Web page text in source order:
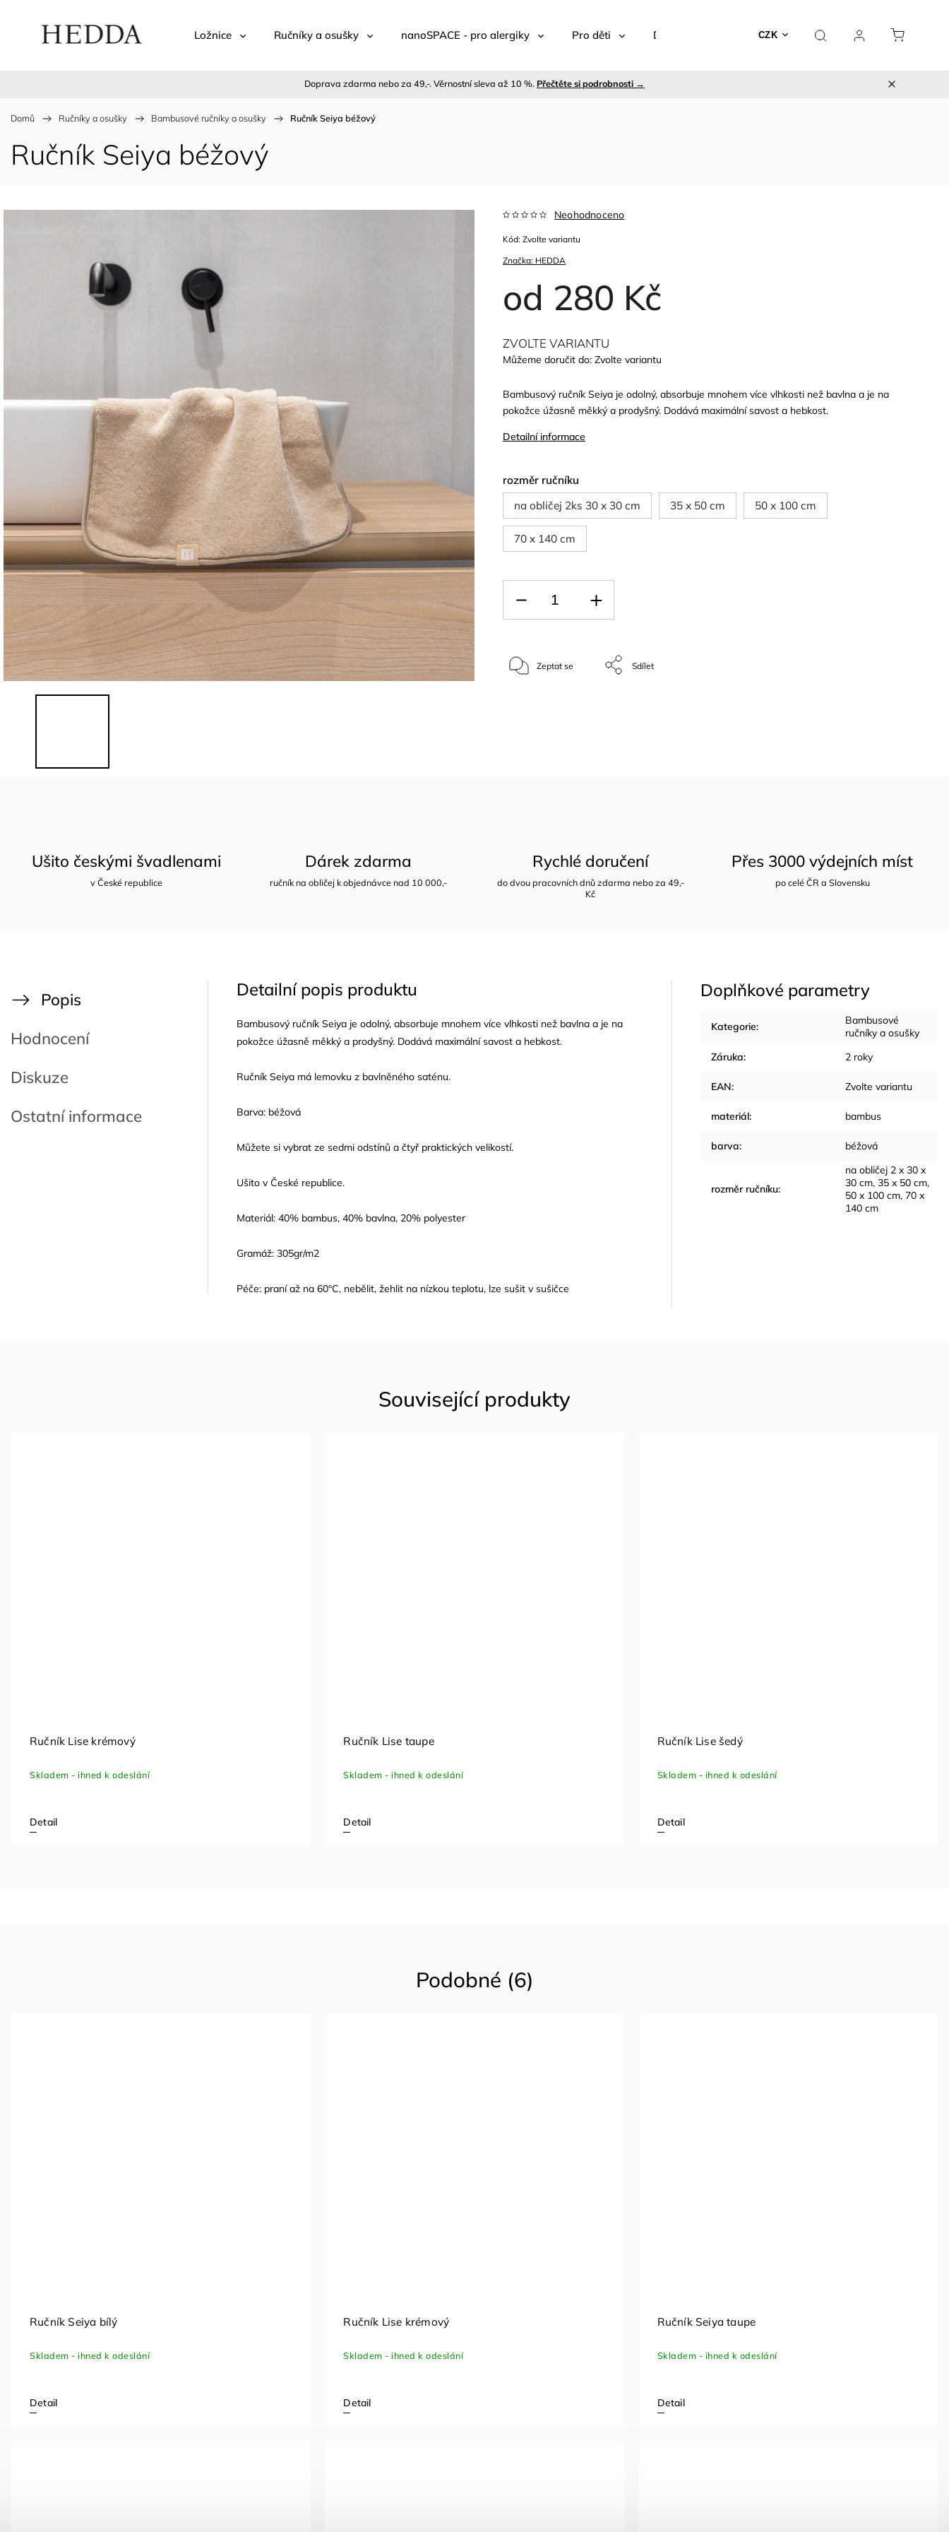
CZK
Ložnice Ručníky a osušky nanoSPACE - pro alergiky Pro děti Doplňky Utěrky
Doprava zdarma nebo za 49,-. Věrnostní sleva až 10 %. Přečtěte si podrobnosti →
Domů / Ručníky a osušky / Bambusové ručníky a osušky / Ručník Seiya béžový
Ručník Seiya béžový
Značka: HEDDA
Neohodnoceno
od 280 Kč
Kód: Zvolte variantu
Bambusový ručník Seiya je odolný, absorbuje mnohem více vlhkosti než bavlna a je na
pokožce úžasně měkký a prodyšný. Dodává maximální savost a hebkost.
Detailní informace
rozměr ručníku
na obličej 2ks 30 x 30 cm
35 x 50 cm 50 x 100 cm
70 x 140 cm
ZVOLTE VARIANTU
Můžeme doručit do: Zvolte variantu
Zeptat se Sdílet
Ušito českými švadlenami
v České republice
Dárek zdarma
ručník na obličej k objednávce nad 10 000,-
Rychlé doručení
do dvou pracovních dnů zdarma nebo za 49,-
Kč
Přes 3000 výdejních míst
po celé ČR a Slovensku
Popis
Hodnocení
Diskuze
Ostatní informace
Detailní popis produktu
Bambusový ručník Seiya je odolný, absorbuje mnohem více vlhkosti než bavlna a je na
pokožce úžasně měkký a prodyšný. Dodává maximální savost a hebkost.
Ručník Seiya má lemovku z bavlněného saténu.
Barva: béžová
Můžete si vybrat ze sedmi odstínů a čtyř praktických velikostí.
Ušito v České republice.
Materiál: 40% bambus, 40% bavlna, 20% polyester
Gramáž: 305gr/m2
Péče: praní až na 60°C, nebělit, žehlit na nízkou teplotu, lze sušit v sušičce
Doplňkové parametry
Kategorie:
Bambusové
ručníky a osušky
Záruka: 2 roky
EAN: Zvolte variantu
materiál: bambus
barva: béžová
rozměr ručníku:
na obličej 2 x 30 x
30 cm, 35 x 50 cm,
50 x 100 cm, 70 x
140 cm
Související produkty
Ručník Lise krémový
Skladem - ihned k odeslání
Detail
Ručník Lise taupe
Skladem - ihned k odeslání
Detail
Ručník Lise šedý
Skladem - ihned k odeslání
Detail
Podobné (6)
Ručník Seiya bílý
Skladem - ihned k odeslání
Detail
Ručník Lise krémový
Skladem - ihned k odeslání
Detail
Ručník Seiya taupe
Skladem - ihned k odeslání
Detail